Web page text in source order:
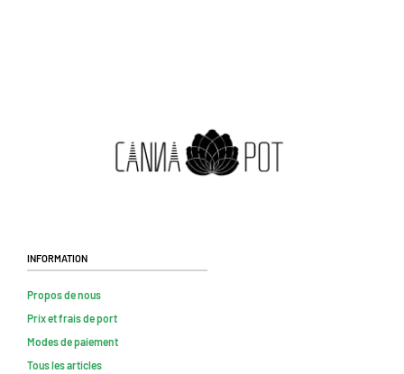
Information
Propos de nous
Prix et frais de port
Modes de paiement
Tous les articles